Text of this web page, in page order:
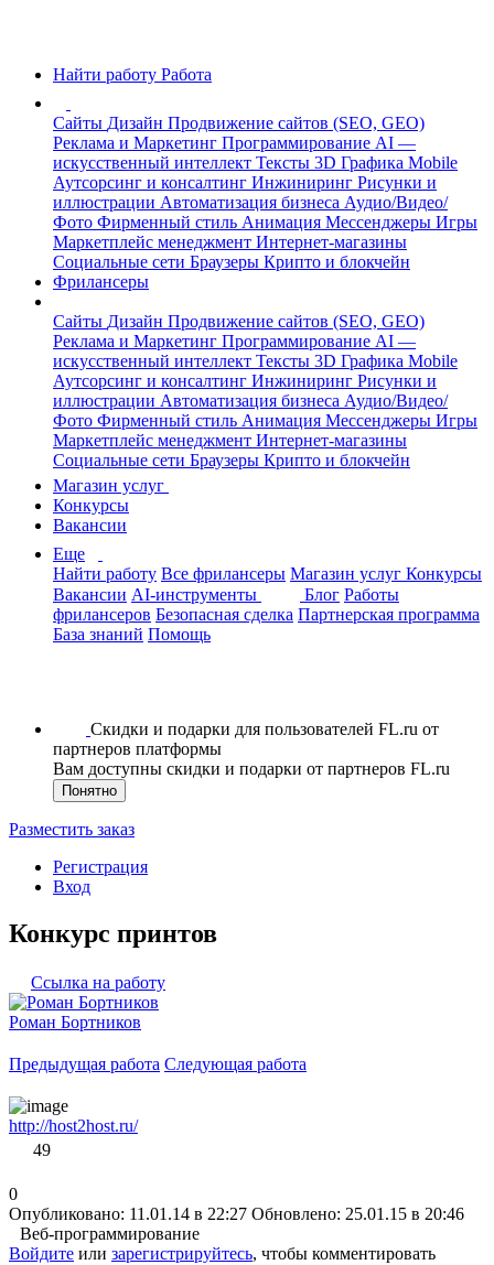
Найти работу Работа
Сайты Дизайн Продвижение сайтов (SEO, GEO)
Реклама и Маркетинг Программирование AI —
искусственный интеллект Тексты 3D Графика Mobile
Аутсорсинг и консалтинг Инжиниринг Рисунки и
иллюстрации Автоматизация бизнеса Аудио/Видео/
Фото Фирменный стиль Анимация Мессенджеры Игры
Маркетплейс менеджмент Интернет-магазины
Социальные сети Браузеры Крипто и блокчейн
Фрилансеры
Сайты Дизайн Продвижение сайтов (SEO, GEO)
Реклама и Маркетинг Программирование AI —
искусственный интеллект Тексты 3D Графика Mobile
Аутсорсинг и консалтинг Инжиниринг Рисунки и
иллюстрации Автоматизация бизнеса Аудио/Видео/
Фото Фирменный стиль Анимация Мессенджеры Игры
Маркетплейс менеджмент Интернет-магазины
Социальные сети Браузеры Крипто и блокчейн
Магазин услуг
Конкурсы
Вакансии
Еще
Найти работу Все фрилансеры Магазин услуг Конкурсы
Вакансии AI-инструменты Блог Работы
фрилансеров Безопасная сделка Партнерская программа
База знаний Помощь
Скидки и подарки для пользователей FL.ru от
партнеров платформы
Вам доступны скидки и подарки от партнеров FL.ru
Понятно
Разместить заказ
Регистрация
Вход
Конкурс принтов
Ссылка на работу
Роман Бортников
Предыдущая работа Следующая работа
http://host2host.ru/
49
0
Опубликовано: 11.01.14 в 22:27 Обновлено: 25.01.15 в 20:46
Веб-программирование
Войдите или зарегистрируйтесь, чтобы комментировать